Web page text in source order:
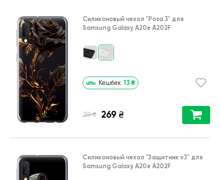
Силиконовый чехол "Роза 3" для
Samsung Galaxy A20e A202F
Кешбек 13 ₴
385 ₴ 269 ₴
Силиконовый чехол "Защитник v3" для
Samsung Galaxy A20e A202F